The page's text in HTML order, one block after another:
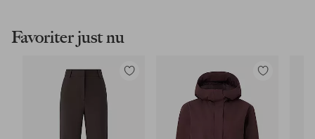
Favoriter just nu
Lägg
Lägg
favoriter